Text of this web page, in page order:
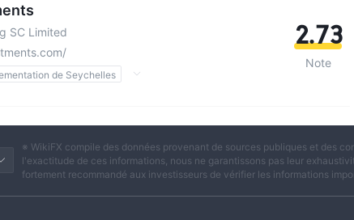
SC Limited
de Seychelles
2.73
Note
※ WikiFX compile des données provenant de sources publiques et des
l'exactitude de ces informations, nous ne garantissons pas leur
fortement recommandé aux investisseurs de vérifier les informations